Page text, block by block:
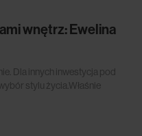
wnętrz: Ewelina
Dla innych inwestycja pod
stylu życia.Właśnie